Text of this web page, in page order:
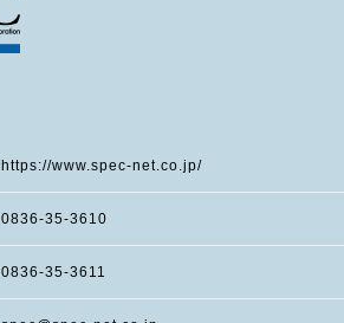
https://www.spec-net.co.jp/
0836-35-3610
0836-35-3611